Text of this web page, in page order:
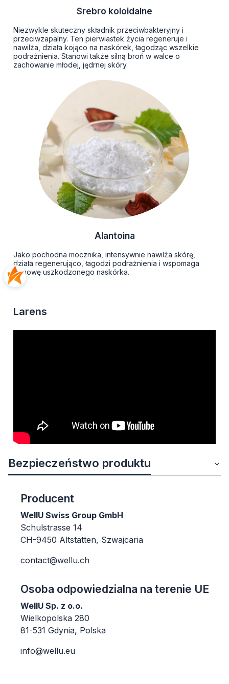
Srebro koloidalne
Niezwykle skuteczny składnik przeciwbakteryjny i
przeciwzapalny. Ten pierwiastek życia regeneruje i
nawilża, działa kojąco na naskórek, łagodząc wszelkie
podrażnienia. Stanowi także silną broń w walce o
zachowanie młodej, jędrnej skóry.
Alantoina
Jako pochodna mocznika, intensywnie nawilża skórę,
działa regenerująco, łagodzi podrażnienia i wspomaga
odnowę uszkodzonego naskórka.
Larens
Bezpieczeństwo produktu
Producent
WellU Swiss Group GmbH
Schulstrasse 14
CH-9450 Altstätten, Szwajcaria
contact@wellu.ch
Osoba odpowiedzialna na terenie UE
WellU Sp. z o.o.
Wielkopolska 280
81-531 Gdynia, Polska
info@wellu.eu